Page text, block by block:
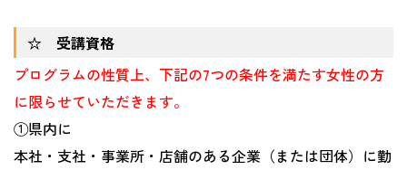
☆ 受講資格
プログラムの性質上、下記の7つの条件を満たす女性の方
に限らせていただきます。
①県内に
本社・支社・事業所・店舗のある企業（または団体）に勤